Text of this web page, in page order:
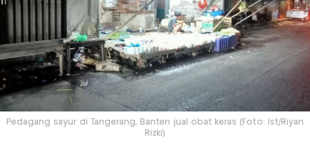
Pedagang sayur di Tangerang, Banten jual obat keras (Foto: Ist/Riyan
Rizki)